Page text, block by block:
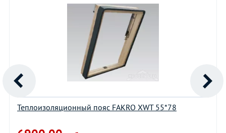
Теплоизоляционный пояс FAKRO XWT 55*78